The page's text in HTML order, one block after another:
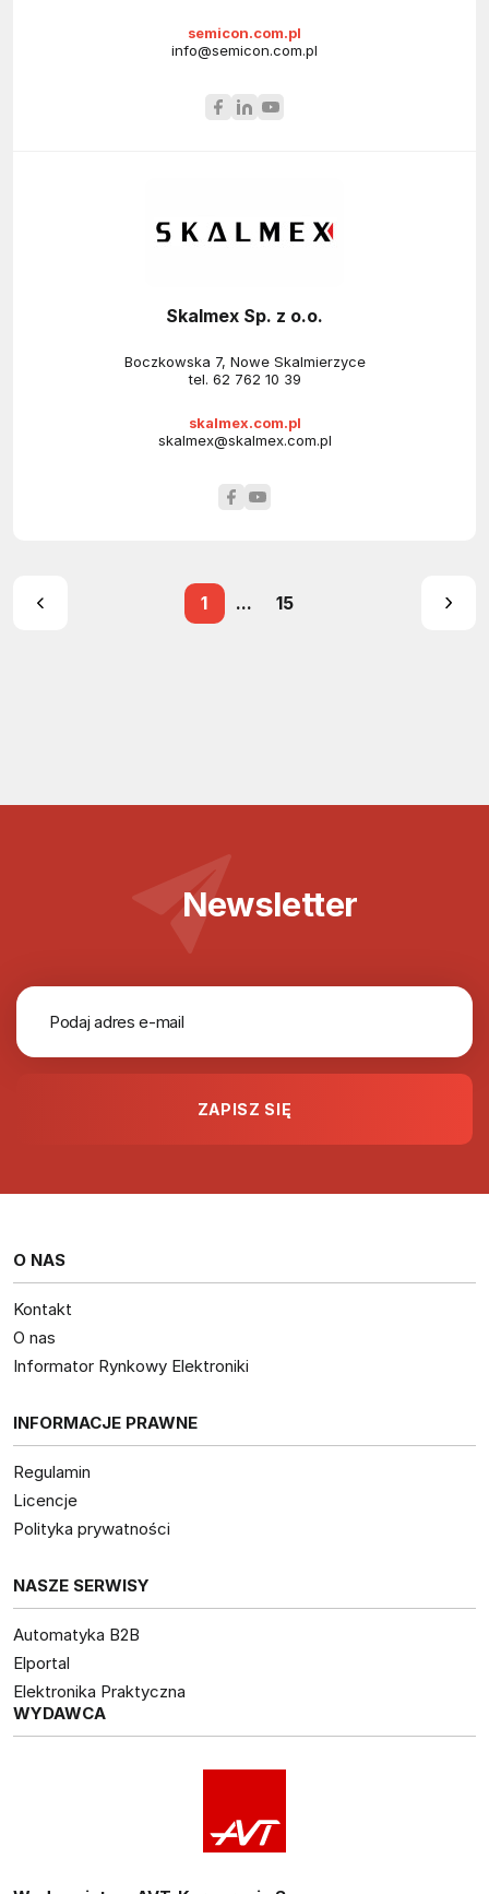
semicon.com.pl
info@semicon.com.pl
Skalmex Sp. z o.o.
Boczkowska 7, Nowe Skalmierzyce
tel. 62 762 10 39
skalmex.com.pl
skalmex@skalmex.com.pl
1 ... 15
Newsletter
O NAS
Kontakt
O nas
Informator Rynkowy Elektroniki
INFORMACJE PRAWNE
Regulamin
Licencje
Polityka prywatności
NASZE SERWISY
Automatyka B2B
Elportal
Elektronika Praktyczna
WYDAWCA